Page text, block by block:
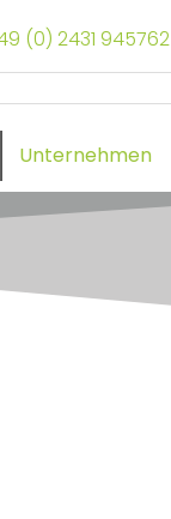
(0) 2431 945762
Unternehmen